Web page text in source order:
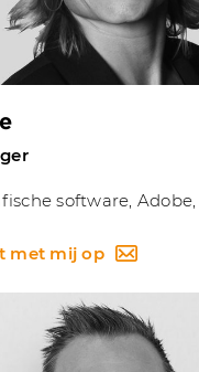
software,
met mij op